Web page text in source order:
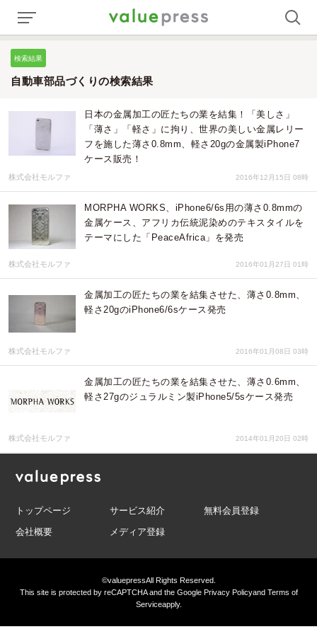
検索結果
自動車部品づくりの検索結果
日本の金属加工の匠たちの業を結集！「美しさ」
「薄さ」「軽さ」に拘り、世界の美しい金属レリー
フを施した薄さ0.8mm、軽さ20gの金属製iPhone7
ケース販売！
株式会社モルファ 2016年12月15日 08時
MORPHA WORKS、iPhone6/6s用の薄さ0.8mmの
金属ケース、アフリカ伝統泥染めのテキスタイルを
テーマにした「PeaceAfrica」を発売
株式会社モルファ 2016年01月27日 01時
金属加工の匠たちの業を結集させた、薄さ0.8mm、
軽さ20gのiPhone6/6sケース発売
株式会社モルファ 2016年01月08日 03時
金属加工の匠たちの業を結集させた、薄さ0.6mm、
軽さ27gのジュラルミン製iPhone5/5sケース発売
株式会社モルファ 2014年01月20日 02時
トップページ サービス紹介
無料会員登録
会社概要
メディア登録
©valuepressAll Rights Reserved.
This site is protected by reCAPTCHA and the GooglePrivacy PolicyandTerms of
Serviceapply.